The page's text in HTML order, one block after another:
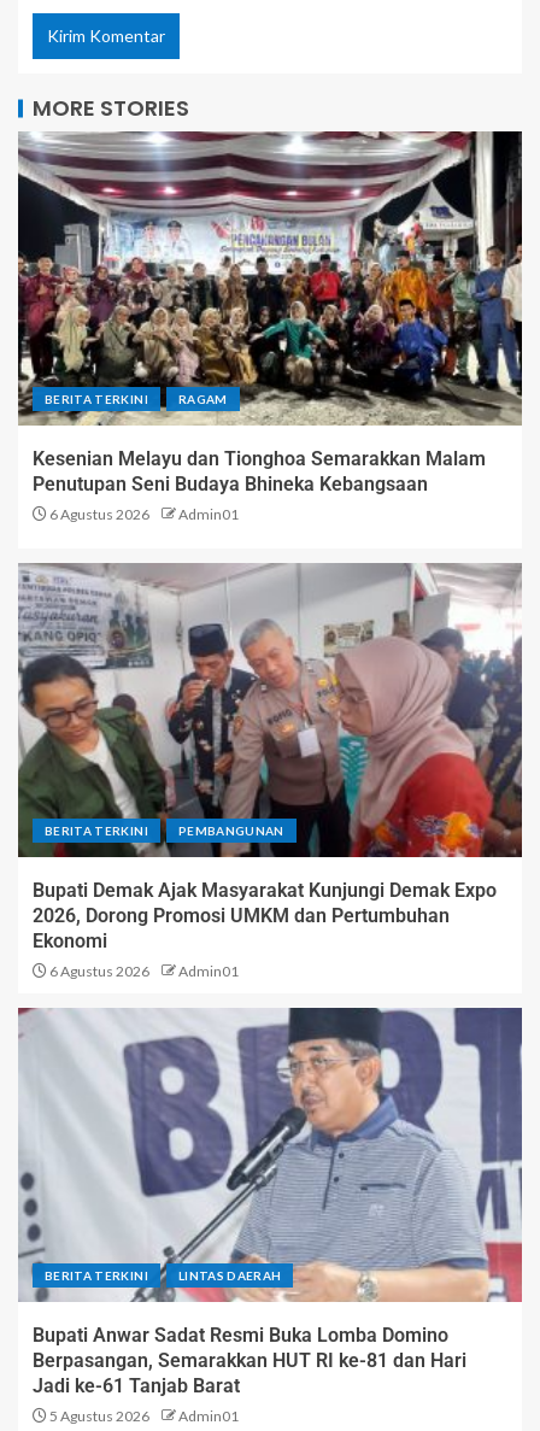
MORE STORIES
BERITA TERKINI RAGAM
Kesenian Melayu dan Tionghoa Semarakkan Malam
Penutupan Seni Budaya Bhineka Kebangsaan
6 Agustus 2026 Admin01
BERITA TERKINI PEMBANGUNAN
Bupati Demak Ajak Masyarakat Kunjungi Demak Expo
2026, Dorong Promosi UMKM dan Pertumbuhan
Ekonomi
6 Agustus 2026 Admin01
BERITA TERKINI LINTAS DAERAH
Bupati Anwar Sadat Resmi Buka Lomba Domino
Berpasangan, Semarakkan HUT RI ke-81 dan Hari
Jadi ke-61 Tanjab Barat
5 Agustus 2026 Admin01